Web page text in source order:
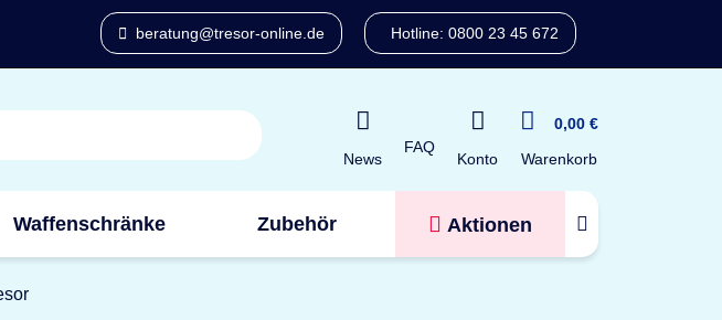
beratung@tresor-online.de Hotline: 0800 23 45 672
News
FAQ
Konto
0,00 €
Warenkorb
Waffenschränke Zubehör Aktionen